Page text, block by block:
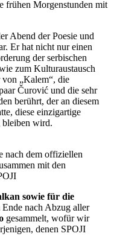
frühen Morgenstunden mit
Abend der Poesie und
Er hat nicht nur einen
der serbischen
zum Kulturaustausch
von „Kalem“, die
Čurović und die sehr
berührt, der an diesem
diese einzigartige
bleiben wird.
nach dem offiziellen
mit den
sowie für die
nach Abzug aller
gesammelt, wofür wir
denen SPOJI